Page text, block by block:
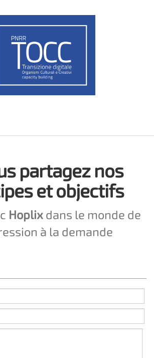
partagez nos
et objectifs
Hoplixdans le monde de
à la demande